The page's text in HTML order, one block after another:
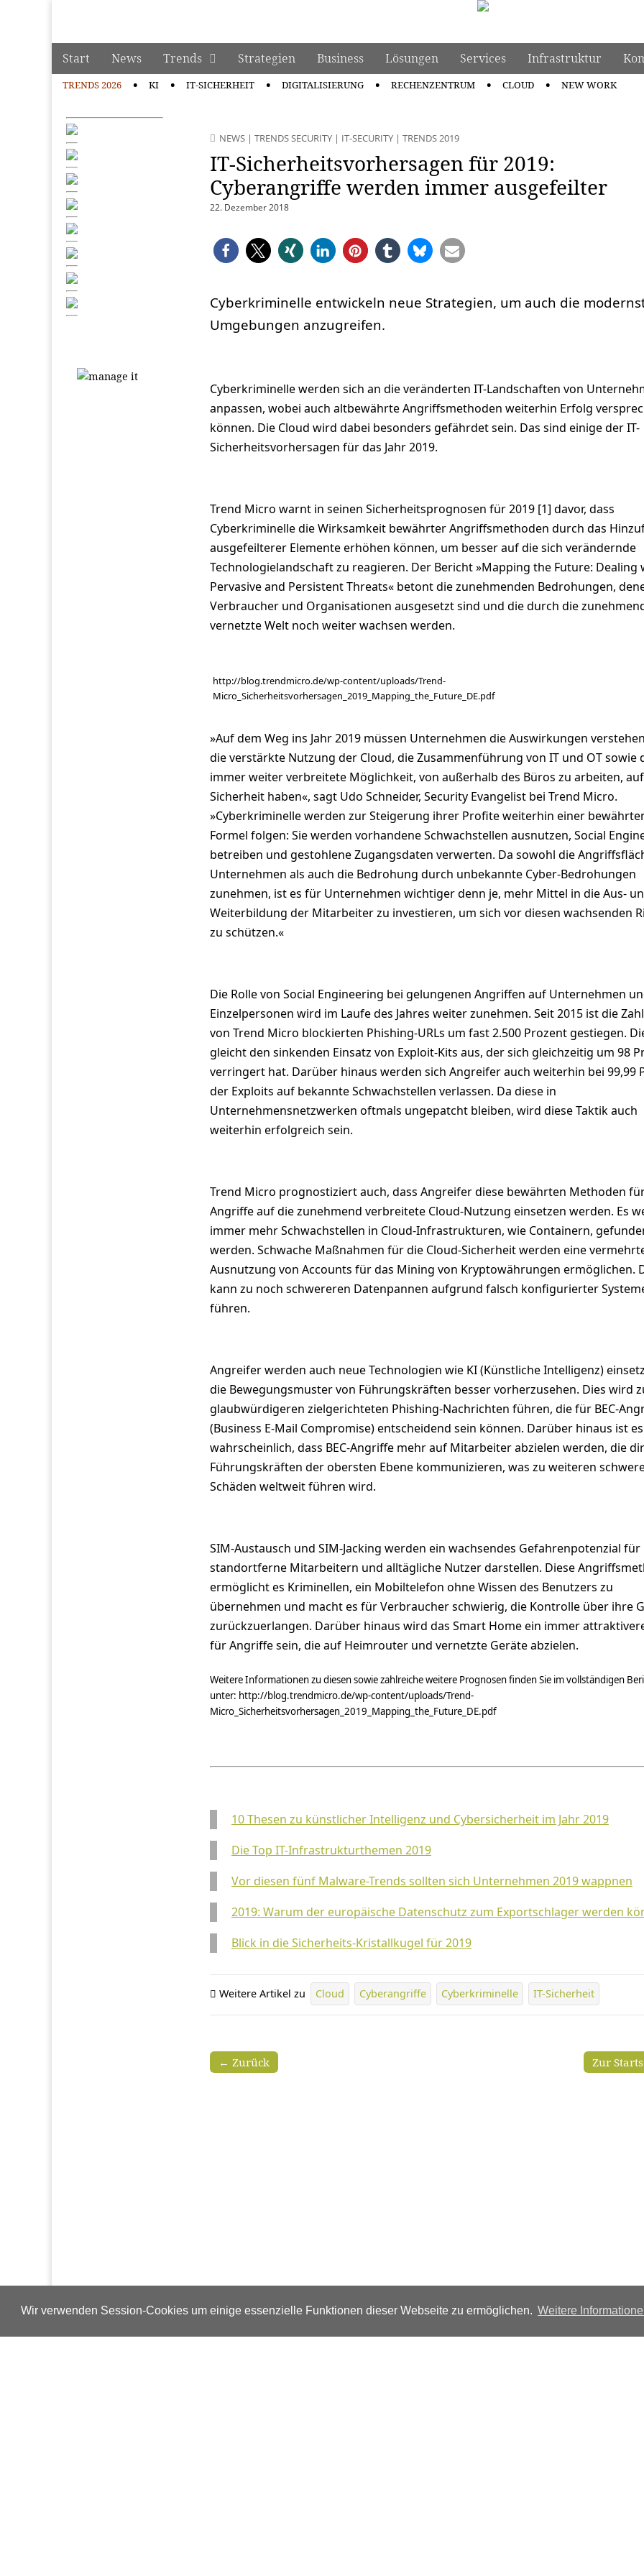
Wir verwenden Session-Cookies um einige essenzielle Funktionen dieser Webseite zu ermöglichen. Weitere
manage it
Main menu
Skip to content
Start News Trends Strategien Business Lösungen Services Infrastruktur
TRENDS 2026 KI IT-SICHERHEIT DIGITALISIERUNG RECHENZENTRUM CLOUD NEW WORK
NEWS| TRENDS SECURITY| IT-SECURITY| TRENDS 2019
IT-Sicherheitsvorhersagen für 2019:
Cyberangriffe werden immer ausgefeilter
22. Dezember 2018
Cyberkriminelle entwickeln neue Strategien, um auch die
Umgebungen anzugreifen.
Cyberkriminelle werden sich an die veränderten IT-Landschaften von
anpassen, wobei auch altbewährte Angriffsmethoden weiterhin Erfolg
können. Die Cloud wird dabei besonders gefährdet sein. Das sind einige der IT-
Sicherheitsvorhersagen für das Jahr 2019.
Trend Micro warnt in seinen Sicherheitsprognosen für 2019 [1] davor, dass
Cyberkriminelle die Wirksamkeit bewährter Angriffsmethoden durch das
ausgefeilterer Elemente erhöhen können, um besser auf die sich verändernde
Technologielandschaft zu reagieren. Der Bericht »Mapping the Future: Dealing
Pervasive and Persistent Threats« betont die zunehmenden Bedrohungen,
Verbraucher und Organisationen ausgesetzt sind und die durch die
vernetzte Welt noch weiter wachsen werden.
http://blog.trendmicro.de/wp-content/uploads/Trend-
Micro_Sicherheitsvorhersagen_2019_Mapping_the_Future_DE.pdf
»Auf dem Weg ins Jahr 2019 müssen Unternehmen die Auswirkungen
die verstärkte Nutzung der Cloud, die Zusammenführung von IT und OT sowie
immer weiter verbreitete Möglichkeit, von außerhalb des Büros zu arbeiten,
Sicherheit haben«, sagt Udo Schneider, Security Evangelist bei Trend Micro.
»Cyberkriminelle werden zur Steigerung ihrer Profite weiterhin einer
Formel folgen: Sie werden vorhandene Schwachstellen ausnutzen, Social
betreiben und gestohlene Zugangsdaten verwerten. Da sowohl die
Unternehmen als auch die Bedrohung durch unbekannte Cyber-Bedrohungen
zunehmen, ist es für Unternehmen wichtiger denn je, mehr Mittel in die Aus-
Weiterbildung der Mitarbeiter zu investieren, um sich vor diesen wachsenden
zu schützen.«
Die Rolle von Social Engineering bei gelungenen Angriffen auf Unternehmen
Einzelpersonen wird im Laufe des Jahres weiter zunehmen. Seit 2015 ist die
von Trend Micro blockierten Phishing-URLs um fast 2.500 Prozent gestiegen.
gleicht den sinkenden Einsatz von Exploit-Kits aus, der sich gleichzeitig um 98
verringert hat. Darüber hinaus werden sich Angreifer auch weiterhin bei 99,99
der Exploits auf bekannte Schwachstellen verlassen. Da diese in
Unternehmensnetzwerken oftmals ungepatcht bleiben, wird diese Taktik auch
weiterhin erfolgreich sein.
Trend Micro prognostiziert auch, dass Angreifer diese bewährten Methoden
Angriffe auf die zunehmend verbreitete Cloud-Nutzung einsetzen werden. Es
immer mehr Schwachstellen in Cloud-Infrastrukturen, wie Containern,
werden. Schwache Maßnahmen für die Cloud-Sicherheit werden eine
Ausnutzung von Accounts für das Mining von Kryptowährungen ermöglichen.
kann zu noch schwereren Datenpannen aufgrund falsch konfigurierter
führen.
Angreifer werden auch neue Technologien wie KI (Künstliche Intelligenz)
die Bewegungsmuster von Führungskräften besser vorherzusehen. Dies wird
glaubwürdigeren zielgerichteten Phishing-Nachrichten führen, die für BEC-
(Business E-Mail Compromise) entscheidend sein können. Darüber hinaus ist es
wahrscheinlich, dass BEC-Angriffe mehr auf Mitarbeiter abzielen werden, die
Führungskräften der obersten Ebene kommunizieren, was zu weiteren
Schäden weltweit führen wird.
SIM-Austausch und SIM-Jacking werden ein wachsendes Gefahrenpotenzial für
standortferne Mitarbeitern und alltägliche Nutzer darstellen. Diese
ermöglicht es Kriminellen, ein Mobiltelefon ohne Wissen des Benutzers zu
übernehmen und macht es für Verbraucher schwierig, die Kontrolle über ihre
zurückzuerlangen. Darüber hinaus wird das Smart Home ein immer
für Angriffe sein, die auf Heimrouter und vernetzte Geräte abzielen.
Weitere Informationen zu diesen sowie zahlreiche weitere Prognosen finden Sie im vollständigen
unter: http://blog.trendmicro.de/wp-content/uploads/Trend-
Micro_Sicherheitsvorhersagen_2019_Mapping_the_Future_DE.pdf
10 Thesen zu künstlicher Intelligenz und Cybersicherheit im Jahr 2019
Die Top IT-Infrastrukturthemen 2019
Vor diesen fünf Malware-Trends sollten sich Unternehmen 2019 wappnen
2019: Warum der europäische Datenschutz zum Exportschlager werden
Blick in die Sicherheits-Kristallkugel für 2019
Weitere Artikel zu Cloud Cyberangriffe Cyberkriminelle IT-Sicherheit
Zur
← Zurück